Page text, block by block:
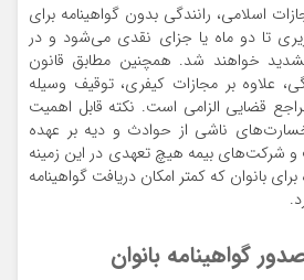
قانون مجازات اسلامی، رانندگی بدون گواهینامه برای
تا دو ماه یا جزای نقدی می‌شود و در
خواهند شد. همچنین مطابق قانون
علاوه بر مجازات کیفری، توقیف وسیله
قضایی الزامی است. نکته قابل اهمیت
ناشی از حوادث و دیه بر عهده
و شرکت‌های بیمه هیچ تعهدی در این زمینه
بانوان که کمتر امکان دریافت گواهینامه
گواهینامه بانوان